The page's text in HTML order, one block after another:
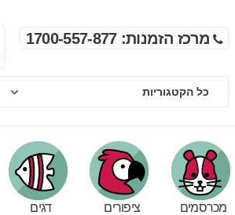
מרכז הזמנות: 1700-557-877
מכרסמים
ציפורים
דגים